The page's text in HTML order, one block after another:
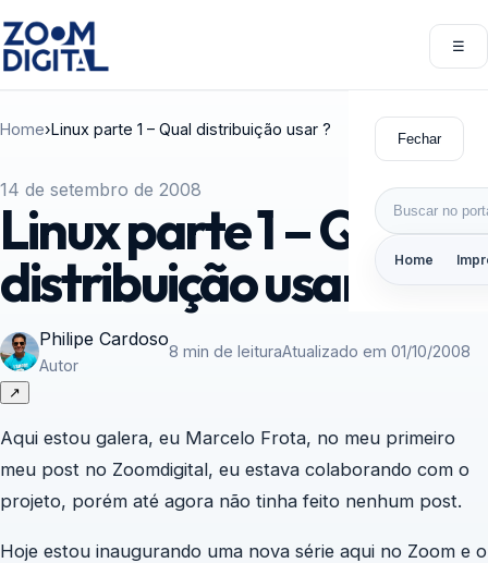
☰
Fechar
Buscar por:
Home
Home›Linux parte 1 – Qual distribuição usar ?
14 de setembro de 2008
Linux parte 1 – Qual
distribuição usar ?
Philipe Cardoso
Autor
8 min de leituraAtualizado em 01/10/2008
↗
Aqui estou galera, eu Marcelo Frota, no meu primeiro
meu post no Zoomdigital, eu estava colaborando com o
projeto, porém até agora não tinha feito nenhum post.
Hoje estou inaugurando uma nova série aqui no Zoom e o